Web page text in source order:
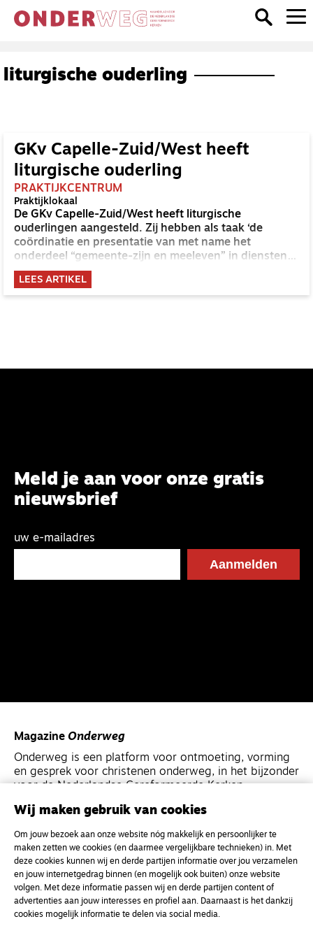
liturgische ouderling
GKv Capelle-Zuid/West heeft
liturgische ouderling
PRAKTIJKCENTRUM
Praktijklokaal
De GKv Capelle-Zuid/West heeft liturgische
ouderlingen aangesteld. Zij hebben als taak ‘de
coördinatie en presentatie van met name het
onderdeel “gemeente-zijn en meeleven” in diensten
waarin niet de eigen predikant voorgaat’, aldus het
besluit van de kerkenraad.
LEES ARTIKEL
Meld je aan voor onze gratis
nieuwsbrief
uw e-mailadres
Magazine Onderweg
Onderweg is een platform voor ontmoeting, vorming
en gesprek voor christenen onderweg, in het bijzonder
voor de Nederlandse Gereformeerde Kerken.
Kvk-nummer 33277063
NL46 INGB 0117 5827 86
info@onderwegonline.nl
Wij maken gebruik van cookies
Om jouw bezoek aan onze website nóg makkelijk en persoonlijker te
maken zetten we cookies (en daarmee vergelijkbare technieken) in. Met
deze cookies kunnen wij en derde partijen informatie over jou verzamelen
en jouw internetgedrag binnen (en mogelijk ook buiten) onze website
volgen. Met deze informatie passen wij en derde partijen content of
advertenties aan jouw interesses en profiel aan. Daarnaast is het dankzij
cookies mogelijk informatie te delen via social media.